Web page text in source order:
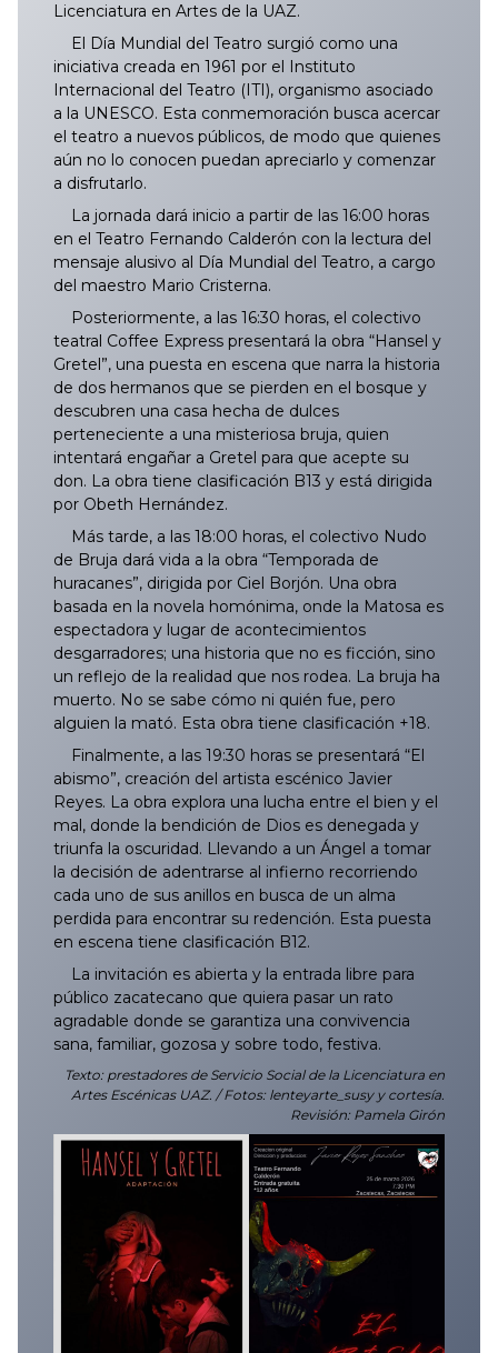
Licenciatura en Artes de la UAZ.
El Día Mundial del Teatro surgió como una
iniciativa creada en 1961 por el Instituto
Internacional del Teatro (ITI), organismo asociado
a la UNESCO. Esta conmemoración busca acercar
el teatro a nuevos públicos, de modo que quienes
aún no lo conocen puedan apreciarlo y comenzar
a disfrutarlo.
La jornada dará inicio a partir de las 16:00 horas
en el Teatro Fernando Calderón con la lectura del
mensaje alusivo al Día Mundial del Teatro, a cargo
del maestro Mario Cristerna.
Posteriormente, a las 16:30 horas, el colectivo
teatral Coffee Express presentará la obra “Hansel y
Gretel”, una puesta en escena que narra la historia
de dos hermanos que se pierden en el bosque y
descubren una casa hecha de dulces
perteneciente a una misteriosa bruja, quien
intentará engañar a Gretel para que acepte su
don. La obra tiene clasificación B13 y está dirigida
por Obeth Hernández.
Más tarde, a las 18:00 horas, el colectivo Nudo
de Bruja dará vida a la obra “Temporada de
huracanes”, dirigida por Ciel Borjón. Una obra
basada en la novela homónima, onde la Matosa es
espectadora y lugar de acontecimientos
desgarradores; una historia que no es ficción, sino
un reflejo de la realidad que nos rodea. La bruja ha
muerto. No se sabe cómo ni quién fue, pero
alguien la mató. Esta obra tiene clasificación +18.
Finalmente, a las 19:30 horas se presentará “El
abismo”, creación del artista escénico Javier
Reyes. La obra explora una lucha entre el bien y el
mal, donde la bendición de Dios es denegada y
triunfa la oscuridad. Llevando a un Ángel a tomar
la decisión de adentrarse al infierno recorriendo
cada uno de sus anillos en busca de un alma
perdida para encontrar su redención. Esta puesta
en escena tiene clasificación B12.
La invitación es abierta y la entrada libre para
público zacatecano que quiera pasar un rato
agradable donde se garantiza una convivencia
sana, familiar, gozosa y sobre todo, festiva.
Texto: prestadores de Servicio Social de la Licenciatura en
Artes Escénicas UAZ. / Fotos: lenteyarte_susy y cortesía.
Revisión: Pamela Girón